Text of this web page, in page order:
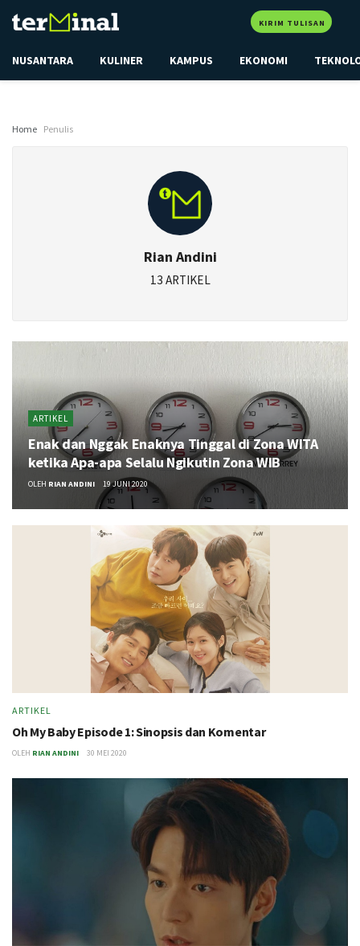
KIRIM TULISAN
NUSANTARA KULINER KAMPUS EKONOMI
Home Penulis
Rian Andini
13 ARTIKEL
ARTIKEL
Enak dan Nggak Enaknya Tinggal di Zona WITA
ketika Apa-apa Selalu Ngikutin Zona WIB
OLEH RIAN ANDINI 19 JUNI 2020
ARTIKEL
Oh My Baby Episode 1: Sinopsis dan Komentar
OLEH RIAN ANDINI 30 MEI 2020